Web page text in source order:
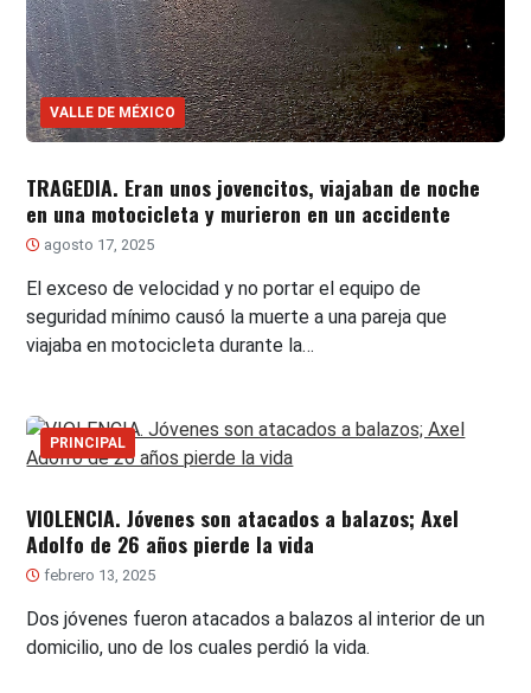
VALLE DE MÉXICO
TRAGEDIA. Eran unos jovencitos, viajaban de noche
en una motocicleta y murieron en un accidente
agosto 17, 2025
El exceso de velocidad y no portar el equipo de
seguridad mínimo causó la muerte a una pareja que
viajaba en motocicleta durante la…
PRINCIPAL
VIOLENCIA. Jóvenes son atacados a balazos; Axel
Adolfo de 26 años pierde la vida
febrero 13, 2025
Dos jóvenes fueron atacados a balazos al interior de un
domicilio, uno de los cuales perdió la vida.